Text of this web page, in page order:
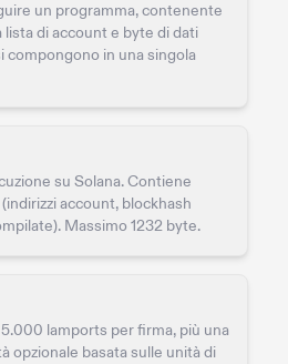
un programma, contenente
lista di account e byte di dati
compongono in una singola
su Solana. Contiene
account, blockhash
Massimo 1232 byte.
lamports per firma, più una
opzionale basata sulle unità di